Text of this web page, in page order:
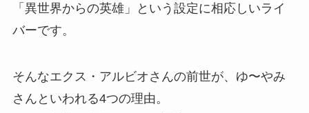
「異世界からの英雄」という設定に相応しいライ
バーです。
そんなエクス・アルビオさんの前世が、ゆ〜やみ
さんといわれる4つの理由。